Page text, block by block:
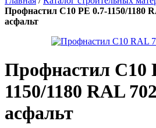
Профнастил С10 PE 0.7-1150/1180
асфальт
Профнастил С10
1150/1180 RAL
асфальт